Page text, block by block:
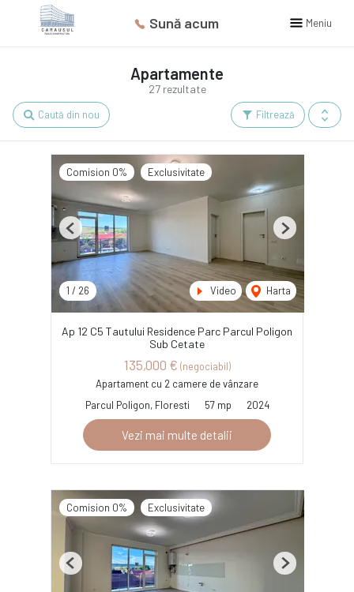
Sună acum Meniu
27 rezultate
Apartamente
Filtrează
Caută din nou
Comision 0% Exclusivitate
1 / 26 Video Harta
Previous Next
Ap 12 C5 Tautului Residence Parc Parcul Poligon
Sub Cetate
135,000 € (negociabil)
Apartament cu 2 camere de vânzare
Parcul Poligon, Floresti
57 mp 2024
Vezi mai multe detalii
Comision 0% Exclusivitate
Previous Next